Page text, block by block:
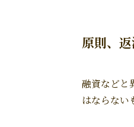
原則、
融資などと
はならない